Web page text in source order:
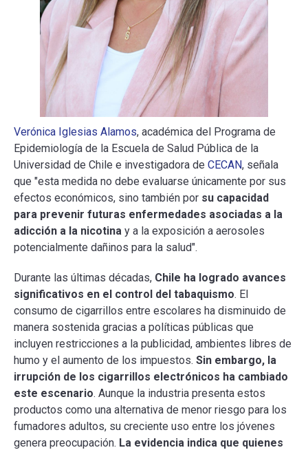
Verónica Iglesias Alamos, académica del Programa de
Epidemiología de la Escuela de Salud Pública de la
Universidad de Chile e investigadora de CECAN, señala
que "esta medida no debe evaluarse únicamente por sus
efectos económicos, sino también por su capacidad
para prevenir futuras enfermedades asociadas a la
adicción a la nicotina y a la exposición a aerosoles
potencialmente dañinos para la salud".
Durante las últimas décadas, Chile ha logrado avances
significativos en el control del tabaquismo. El
consumo de cigarrillos entre escolares ha disminuido de
manera sostenida gracias a políticas públicas que
incluyen restricciones a la publicidad, ambientes libres de
humo y el aumento de los impuestos. Sin embargo, la
irrupción de los cigarrillos electrónicos ha cambiado
este escenario. Aunque la industria presenta estos
productos como una alternativa de menor riesgo para los
fumadores adultos, su creciente uso entre los jóvenes
genera preocupación. La evidencia indica que quienes